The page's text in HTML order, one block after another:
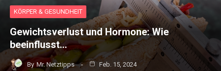
KÖRPER & GESUNDHEIT
Gewichtsverlust und Hormone: Wie
beeinflusst…
By Mr. Netztipps Feb. 15, 2024